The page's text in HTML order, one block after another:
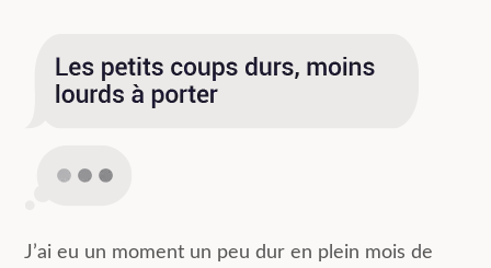
J’ai eu un moment un peu dur en plein mois de